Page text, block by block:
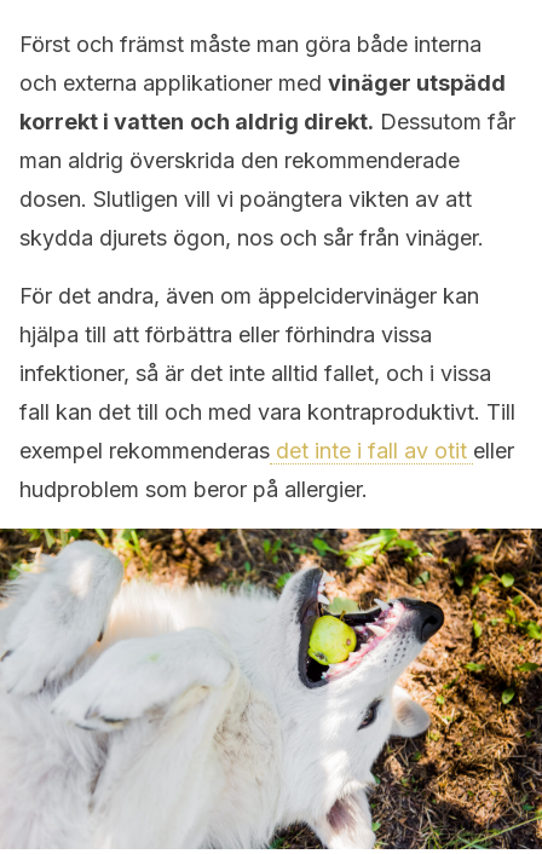
Först och främst måste man göra både interna
och externa applikationer med vinäger utspädd
korrekt i vatten och aldrig direkt. Dessutom får
man aldrig överskrida den rekommenderade
dosen. Slutligen vill vi poängtera vikten av att
skydda djurets ögon, nos och sår från vinäger.
För det andra, även om äppelcidervinäger kan
hjälpa till att förbättra eller förhindra vissa
infektioner, så är det inte alltid fallet, och i vissa
fall kan det till och med vara kontraproduktivt. Till
exempel rekommenderas det inte i fall av otit eller
hudproblem som beror på allergier.